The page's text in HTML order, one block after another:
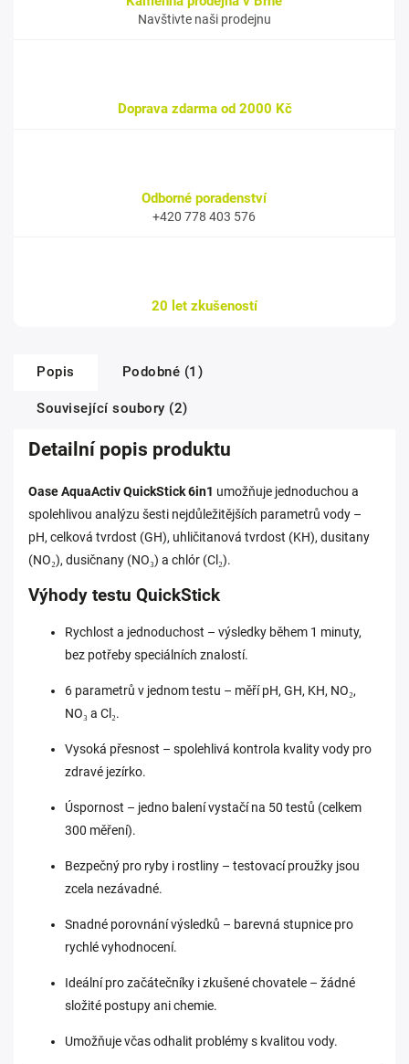
Navštivte naši prodejnu
Doprava zdarma od 2000 Kč
Odborné poradenství
+420 778 403 576
20 let zkušeností
Popis Podobné (1)
Související soubory (2)
Detailní popis produktu
Oase AquaActiv QuickStick 6in1 umožňuje jednoduchou a
spolehlivou analýzu šesti nejdůležitějších parametrů vody –
pH, celková tvrdost (GH), uhličitanová tvrdost (KH), dusitany
(NO₂), dusičnany (NO₃) a chlór (Cl₂).
Výhody testu QuickStick
Rychlost a jednoduchost – výsledky během 1 minuty,
bez potřeby speciálních znalostí.
6 parametrů v jednom testu – měří pH, GH, KH, NO₂,
NO₃ a Cl₂.
Vysoká přesnost – spolehlivá kontrola kvality vody pro
zdravé jezírko.
Úspornost – jedno balení vystačí na 50 testů (celkem
300 měření).
Bezpečný pro ryby i rostliny – testovací proužky jsou
zcela nezávadné.
Snadné porovnání výsledků – barevná stupnice pro
rychlé vyhodnocení.
Ideální pro začátečníky i zkušené chovatele – žádné
složité postupy ani chemie.
Umožňuje včas odhalit problémy s kvalitou vody.